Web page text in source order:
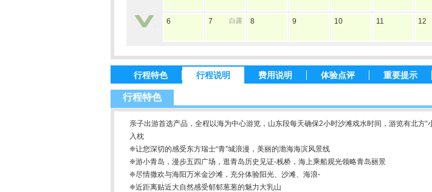
6 7 白露 8 9 10 11 12
行程特色 行程说明 费用说明 体验点评 重要提示
行程特色
亲子出游首选产品，全程以海为中心游览，山东段每天确保2小时沙滩戏水时间，游览有北方
入枕
❈让您深切的感受东方瑞士“青”城浪漫，美丽的渤海海滨风景线
❈游小青岛，漫步五四广场，逛青岛历史见证-栈桥，海上乘船观光领略青岛丽景
❈尽情撒欢与海阳万米金沙滩，充分体验阳光、沙滩、海浪-
❈近距离贴近大自然感受郁郁葱葱的魅力大乳山